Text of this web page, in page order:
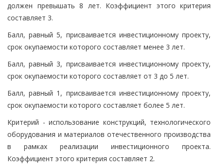
должен превышать 8 лет. Коэффициент этого критерия
составляет 3.
Балл, равный 5, присваивается инвестиционному проекту,
срок окупаемости которого составляет менее 3 лет.
Балл, равный 3, присваивается инвестиционному проекту,
срок окупаемости которого составляет от 3 до 5 лет.
Балл, равный 1, присваивается инвестиционному проекту,
срок окупаемости которого составляет более 5 лет.
Критерий - использование конструкций, технологического
оборудования и материалов отечественного производства
в рамках реализации инвестиционного проекта.
Коэффициент этого критерия составляет 2.